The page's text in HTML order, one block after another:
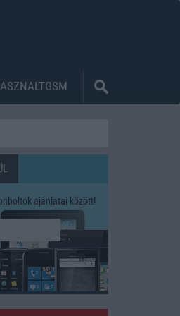
ajánlatai között!